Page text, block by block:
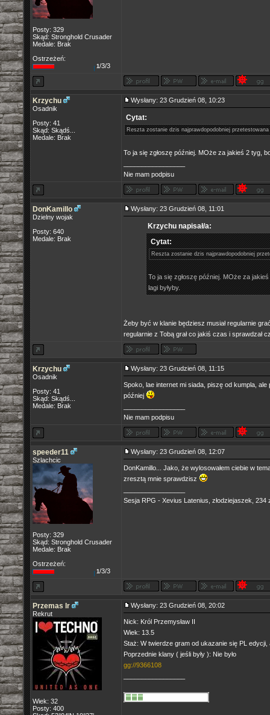
Posty: 329
Skąd: Stronghold Crusader
Medale: Brak
Ostrzeżeń:
1/3/3
Krzychu
Osadnik
Posty: 41
Skąd: Skądś...
Medale: Brak
Wysłany: 23 Grudzień 08, 10:23
Cytat:
Reszta zostanie dzis najprawdopodobniej przetestowana
To ja się zgłoszę później. MOże za jakieś 2 tyg,
Nie mam podpisu
DonKamillo
Dzielny wojak
Posty: 640
Medale: Brak
Wysłany: 23 Grudzień 08, 11:01
Krzychu napisał/a:
Cytat:
Reszta zostanie dzis najprawdopodobniej
To ja się zgłoszę później. MOże za
lagi byłyby.
Żeby być w klanie będziesz musiał regularnie
regularnie z Tobą grał co jakiś czas i sprawdzał
Krzychu
Osadnik
Posty: 41
Skąd: Skądś...
Medale: Brak
Wysłany: 23 Grudzień 08, 11:15
Spoko, lae internet mi siada, piszę od kumpla,
później
Nie mam podpisu
speeder11
Szlachcic
Posty: 329
Skąd: Stronghold Crusader
Medale: Brak
Ostrzeżeń:
1/3/3
Wysłany: 23 Grudzień 08, 12:07
DonKamillo... Jako, że wylosowałem ciebie w
zresztą mnie sprawdzisz
Sesja RPG - Xevius Latenius, złodziejaszek, 234
Przemas lr
Rekrut
Wiek: 32
Posty: 400
Wysłany: 23 Grudzień 08, 20:02
Nick: Król Przemysław II
Wiek: 13.5
Staż: W twierdze gram od ukazanie się PL
Poprzednie klany ( jeśli były ): Nie było
gg://9366108